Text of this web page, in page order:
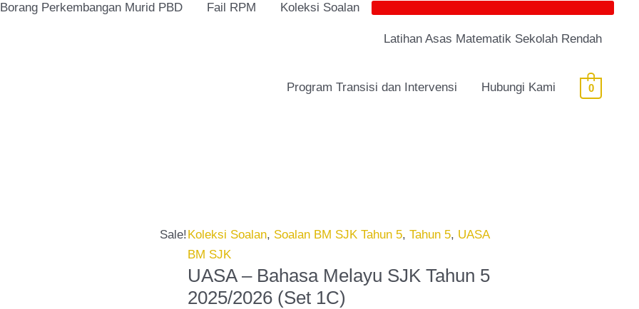
Borang Perkembangan Murid PBD Fail RPM Koleksi Soalan
Latihan Asas Matematik Sekolah Rendah
Program Transisi dan Intervensi Hubungi Kami 0
Sale! Koleksi Soalan, Soalan BM SJK Tahun 5, Tahun 5, UASA
BM SJK
UASA – Bahasa Melayu SJK Tahun 5
2025/2026 (Set 1C)
RM15.00.RM10.00.
Melayu
SJK
Tahun
5